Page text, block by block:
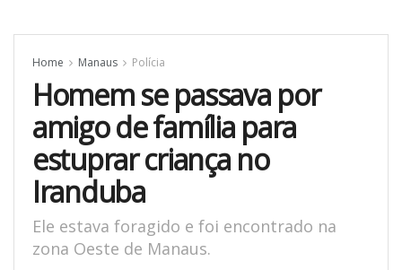
Home Manaus Polícia
Homem se passava por
amigo de família para
estuprar criança no
Iranduba
Ele estava foragido e foi encontrado na
zona Oeste de Manaus.